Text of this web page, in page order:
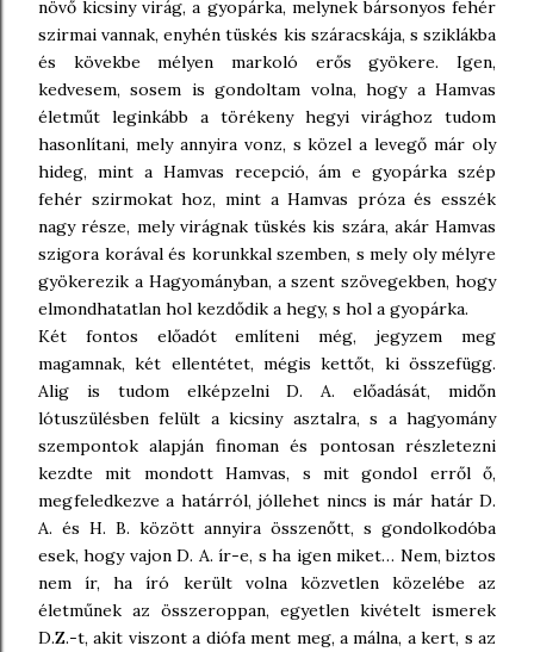
növő kicsiny virág, a gyopárka, melynek bársonyos fehér
szirmai vannak, enyhén tüskés kis száracskája, s sziklákba
és kövekbe mélyen markoló erős gyökere. Igen,
kedvesem, sosem is gondoltam volna, hogy a Hamvas
életműt leginkább a törékeny hegyi virághoz tudom
hasonlítani, mely annyira vonz, s közel a levegő már oly
hideg, mint a Hamvas recepció, ám e gyopárka szép
fehér szirmokat hoz, mint a Hamvas próza és esszék
nagy része, mely virágnak tüskés kis szára, akár Hamvas
szigora korával és korunkkal szemben, s mely oly mélyre
gyökerezik a Hagyományban, a szent szövegekben, hogy
elmondhatatlan hol kezdődik a hegy, s hol a gyopárka.
Két fontos előadót említeni még, jegyzem meg
magamnak, két ellentétet, mégis kettőt, ki összefügg.
Alig is tudom elképzelni D. A. előadását, midőn
lótuszülésben felült a kicsiny asztalra, s a hagyomány
szempontok alapján finoman és pontosan részletezni
kezdte mit mondott Hamvas, s mit gondol erről ő,
megfeledkezve a határról, jóllehet nincs is már határ D.
A. és H. B. között annyira összenőtt, s gondolkodóba
esek, hogy vajon D. A. ír-e, s ha igen miket… Nem, biztos
nem ír, ha író került volna közvetlen közelébe az
életműnek az összeroppan, egyetlen kivételt ismerek
D.Z.-t, akit viszont a diófa ment meg, a málna, a kert, s az